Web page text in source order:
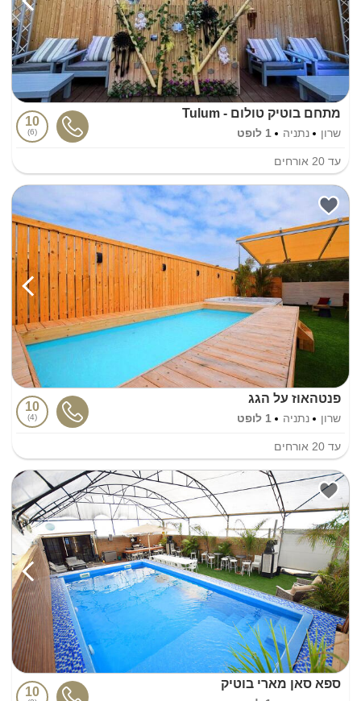
מתחם בוטיק טולום - Tulum
שרון נתניה 1 לופט
10
6
עד 20 אורחים
פנטהאוז על הגג
שרון נתניה 1 לופט
10
4
עד 20 אורחים
ספא סאן מארי בוטיק
10